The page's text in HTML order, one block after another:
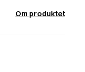
Om produktet